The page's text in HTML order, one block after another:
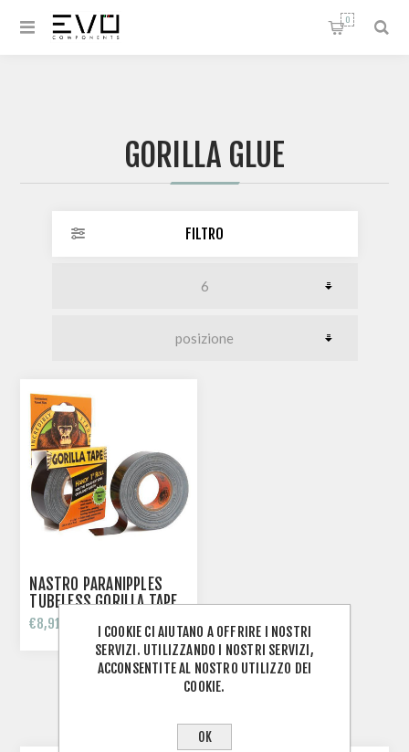
0
GORILLA GLUE
FILTRO
NASTRO PARANIPPLES
TUBELESS GORILLA TAPE
€8,91 €13,62I COOKIE CI AIUTANO A OFFRIRE I NOSTRI
SERVIZI. UTILIZZANDO I NOSTRI SERVIZI,
ACCONSENTITE AL NOSTRO UTILIZZO DEI
COOKIE.
OK